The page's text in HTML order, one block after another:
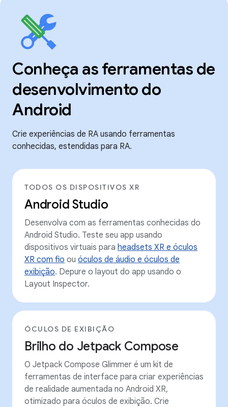
Conheça as ferramentas de
desenvolvimento do
Android
Crie experiências de RA usando ferramentas
conhecidas, estendidas para RA.
TODOS OS DISPOSITIVOS XR
Android Studio
Desenvolva com as ferramentas conhecidas do
Android Studio. Teste seu app usando
dispositivos virtuais para headsets XR e óculos
XR com fio ou óculos de áudio e óculos de
exibição. Depure o layout do app usando o
Layout Inspector.
ÓCULOS DE EXIBIÇÃO
Brilho do Jetpack Compose
O Jetpack Compose Glimmer é um kit de
ferramentas de interface para criar experiências
de realidade aumentada no Android XR,
otimizado para óculos de exibição. Crie